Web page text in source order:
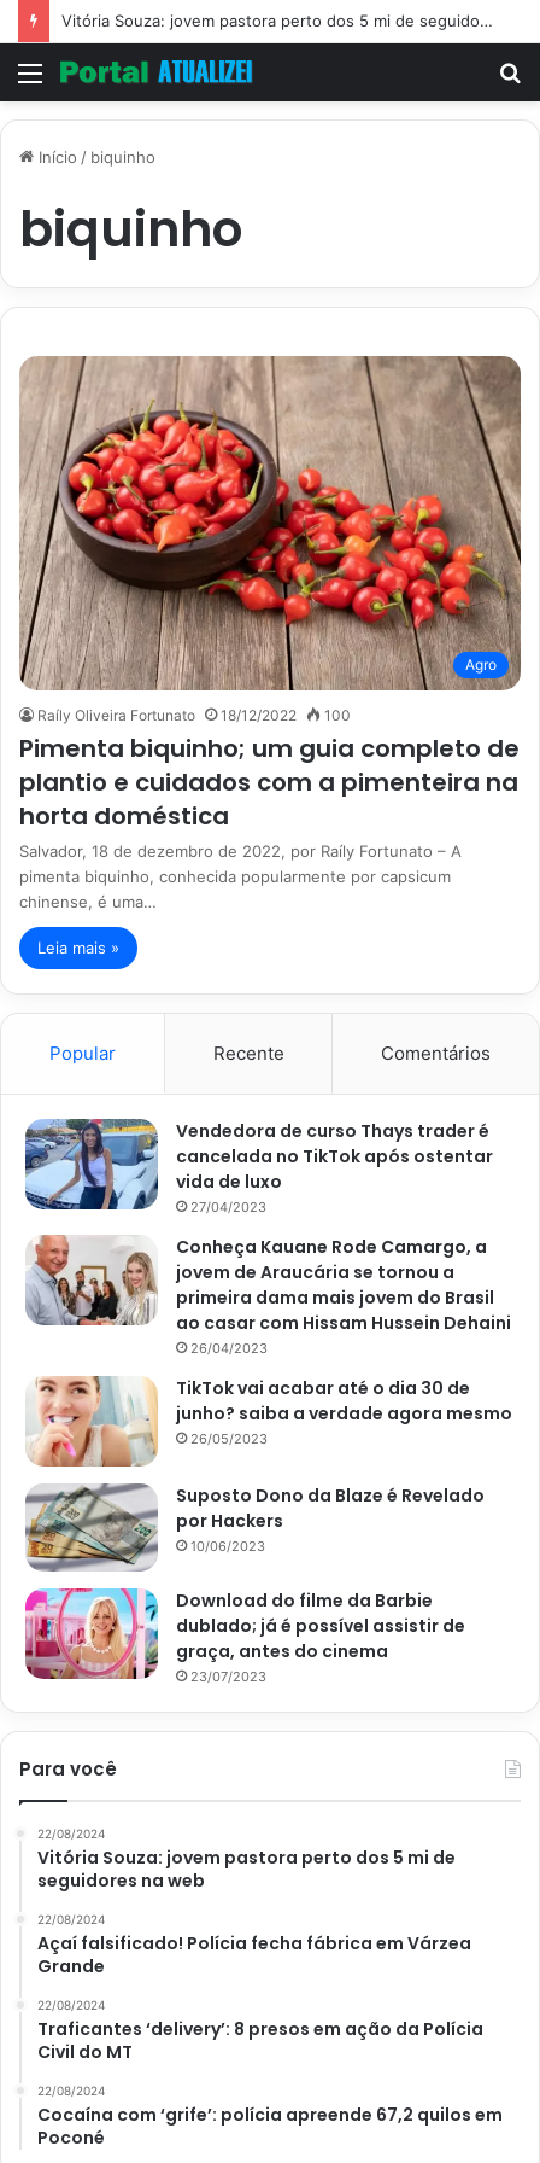
Vitória Souza: jovem pastora perto dos 5 mi de seguidores na web
Menu
Início / biquinho
biquinho
Agro
Raíly Oliveira Fortunato 18/12/2022 100
Pimenta biquinho; um guia completo de
plantio e cuidados com a pimenteira na
horta doméstica
Salvador, 18 de dezembro de 2022, por Raíly Fortunato – A
pimenta biquinho, conhecida popularmente por capsicum
chinense, é uma…
Leia mais »
Popular Recente Comentários
Vendedora de curso Thays trader é
cancelada no TikTok após ostentar
vida de luxo
27/04/2023
Conheça Kauane Rode Camargo, a
jovem de Araucária se tornou a
primeira dama mais jovem do Brasil
ao casar com Hissam Hussein Dehaini
26/04/2023
TikTok vai acabar até o dia 30 de
junho? saiba a verdade agora mesmo
26/05/2023
Suposto Dono da Blaze é Revelado
por Hackers
10/06/2023
Download do filme da Barbie
dublado; já é possível assistir de
graça, antes do cinema
23/07/2023
Para você
22/08/2024
Vitória Souza: jovem pastora perto dos 5 mi de
seguidores na web
22/08/2024
Açaí falsificado! Polícia fecha fábrica em Várzea
Grande
22/08/2024
Traficantes ‘delivery’: 8 presos em ação da Polícia
Civil do MT
22/08/2024
Cocaína com ‘grife’: polícia apreende 67,2 quilos em
Poconé